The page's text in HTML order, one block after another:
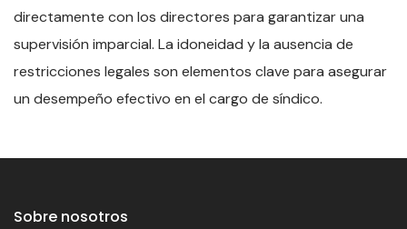
directamente con los directores para garantizar una
supervisión imparcial. La idoneidad y la ausencia de
restricciones legales son elementos clave para asegurar
un desempeño efectivo en el cargo de síndico.
Sobre nosotros